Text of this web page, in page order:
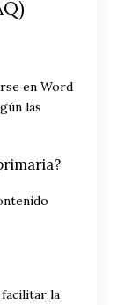
en Word
las
facilitar la